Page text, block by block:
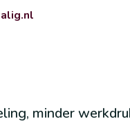
minder